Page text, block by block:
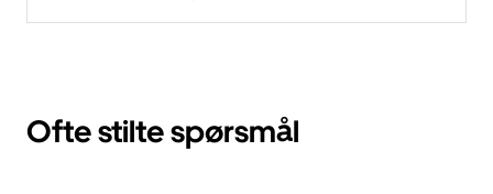
Ofte stilte spørsmål